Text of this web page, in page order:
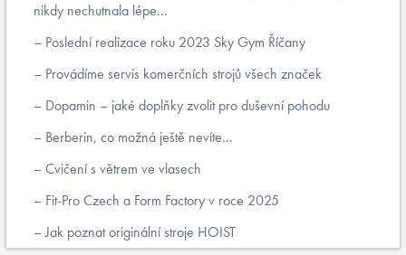
nikdy nechutnala lépe...
Poslední realizace roku 2023 Sky Gym Říčany
Provádíme servis komerčních strojů všech značek
Dopamin – jaké doplňky zvolit pro duševní pohodu
Berberin, co možná ještě nevíte...
Cvičení s větrem ve vlasech
Fit-Pro Czech a Form Factory v roce 2025
Jak poznat originální stroje HOIST